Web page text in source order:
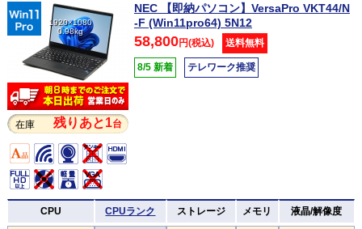
1920×1080
0.98kg
在庫 残りあと1台
NEC 【即納パソコン】VersaPro VKT44/N
-F (Win11pro64) 5N12
58,800円(税込) 送料無料
8/5 新着 テレワーク推奨
CPU CPUランク ストレージ メモリ 液晶/解像度